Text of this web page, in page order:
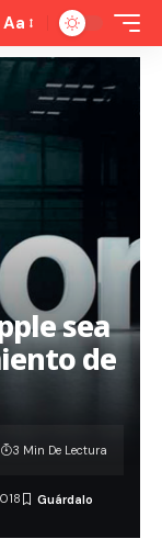
Aa
sea
de
3 Min De Lectura